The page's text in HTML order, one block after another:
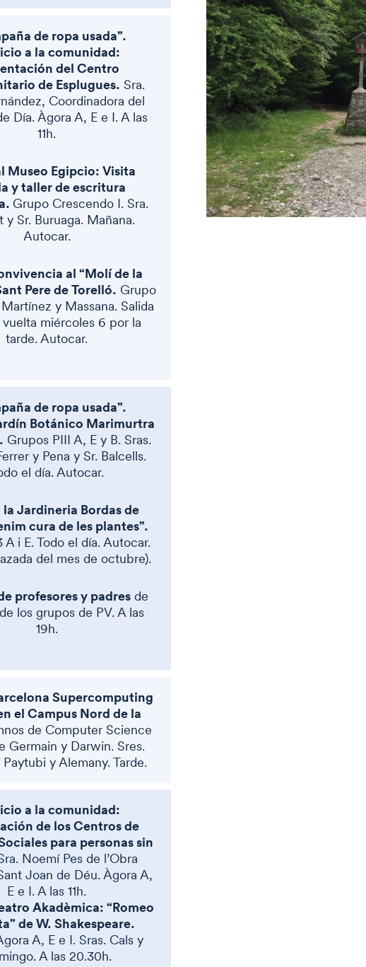
de ropa usada”.
a la comunidad:
del Centro
de Esplugues. Sra.
Coordinadora del
Día. Àgora A, E e I. A las
11h.
Museo Egipcio: Visita
y taller de escritura
Grupo Crescendo I. Sra.
y Sr. Buruaga. Mañana.
Autocar.
al “Molí de la
Pere de Torelló. Grupo
Martínez y Massana. Salida
vuelta miércoles 6 por la
tarde. Autocar.
de ropa usada”.
Botánico Marimurtra
Grupos PIII A, E y B. Sras.
y Pena y Sr. Balcells.
el día. Autocar.
la Jardineria Bordas de
cura de les plantes”.
A i E. Todo el día. Autocar.
del mes de octubre).
profesores y padres de
los grupos de PV. A las
19h.
Supercomputing
el Campus Nord de la
de Computer Science
Germain y Darwin. Sres.
y Alemany. Tarde.
a la comunidad:
de los Centros de
para personas sin
Noemí Pes de l’Obra
Joan de Déu. Àgora A,
E e I. A las 11h.
Akadèmica: “Romeo
de W. Shakespeare.
A, E e I. Sras. Cals y
A las 20.30h.